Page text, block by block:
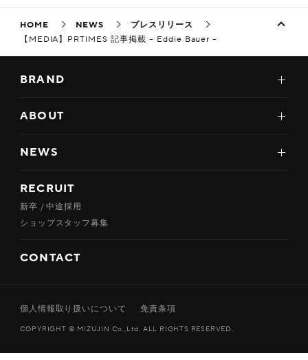
HOME NEWS
プレスリリース
【MEDIA】PRTIMES 記事掲載 – Eddie Bauer –
BRAND
ABOUT
NEWS
RECRUIT
新卒 / 中途採用
ショップスタッフ募集
CONTACT
個人情報取り扱いについて 免責条項
COPYRIGHT © MIZUJIN Co.,Ltd. ALL RIGHTS RESERVED.